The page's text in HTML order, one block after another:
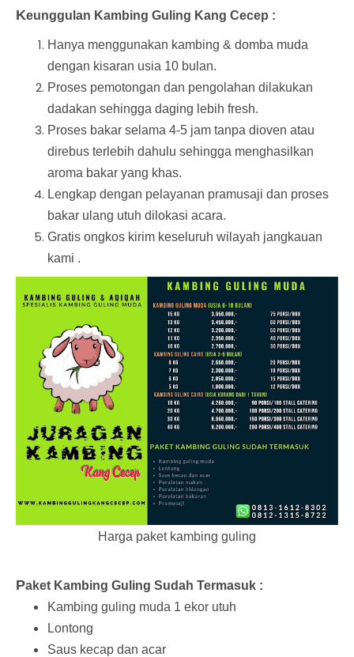
Keunggulan Kambing Guling Kang Cecep :
Hanya menggunakan kambing & domba muda
dengan kisaran usia 10 bulan.
Proses pemotongan dan pengolahan dilakukan
dadakan sehingga daging lebih fresh.
Proses bakar selama 4-5 jam tanpa dioven atau
direbus terlebih dahulu sehingga menghasilkan
aroma bakar yang khas.
Lengkap dengan pelayanan pramusaji dan proses
bakar ulang utuh dilokasi acara.
Gratis ongkos kirim keseluruh wilayah jangkauan
kami .
Harga paket kambing guling
Paket Kambing Guling Sudah Termasuk :
Kambing guling muda 1 ekor utuh
Lontong
Saus kecap dan acar